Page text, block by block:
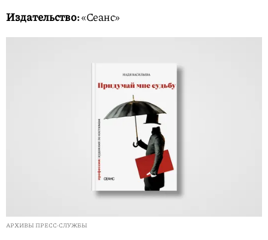
Издательство:«Сеанс»
АРХИВЫ ПРЕСС-СЛУЖБЫ